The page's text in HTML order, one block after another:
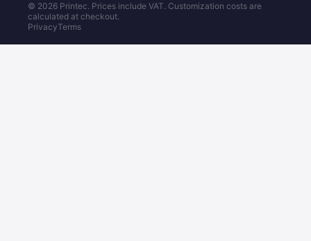
© 2026 Printec. Prices include VAT. Customization costs are
calculated at checkout.
PrivacyTerms